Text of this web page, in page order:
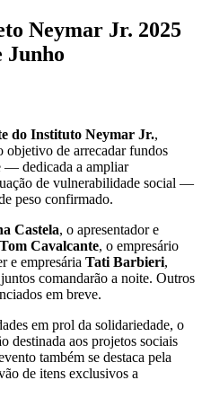
Neymar Jr. 2025
Junho
do Instituto Neymar Jr.,
objetivo de arrecadar fundos
— dedicada a ampliar
de vulnerabilidade social —
peso confirmado.
Castela, o apresentador e
Tom Cavalcante, o empresário
e empresária Tati Barbieri,
comandarão a noite. Outros
em breve.
em prol da solidariedade, o
destinada aos projetos sociais
também se destaca pela
de itens exclusivos a